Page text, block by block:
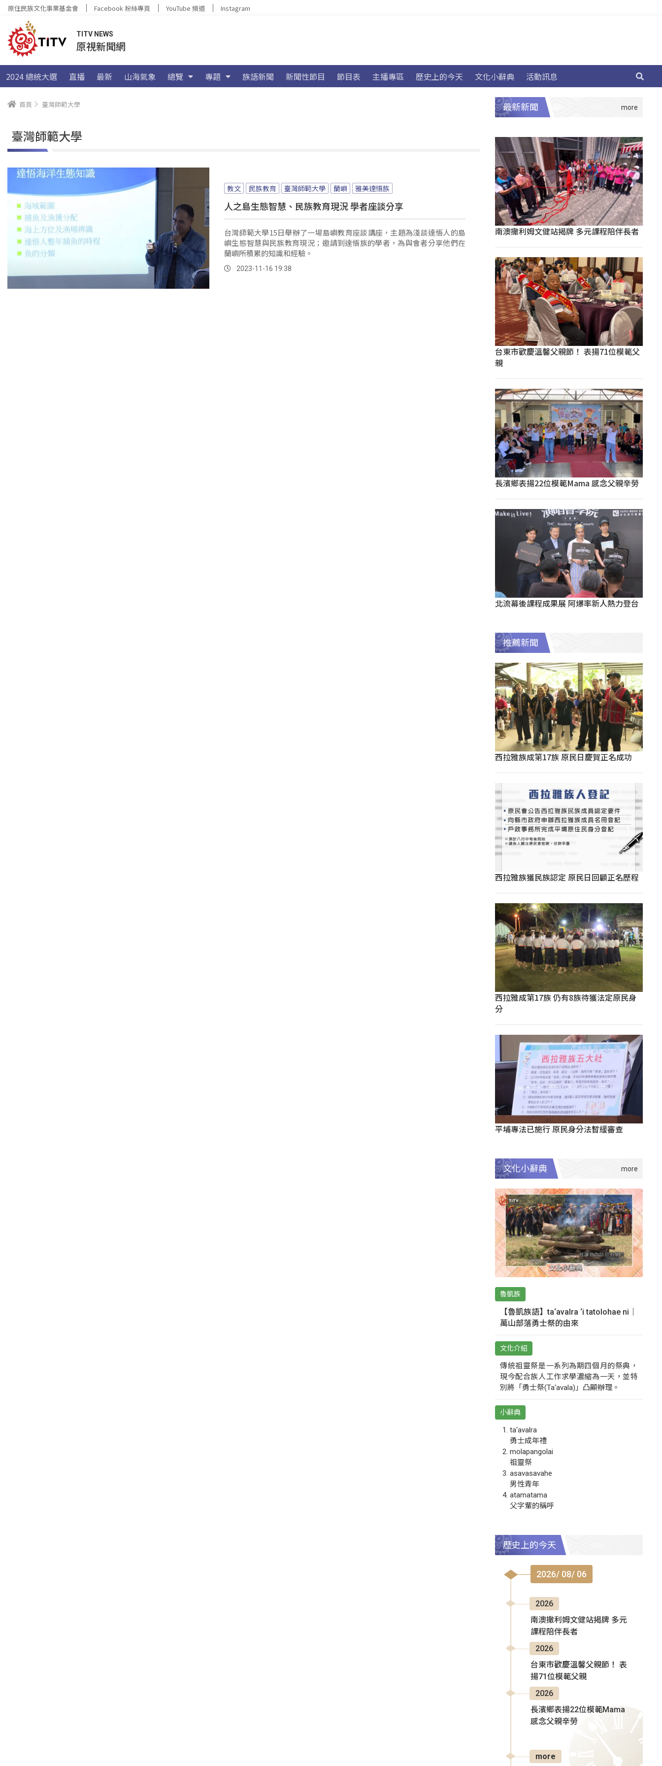
原住民族文化事業基金會 Facebook 粉絲專頁 YouTube 頻道 Instagram
TITV NEWS
原視新聞網
2024 總統大選 直播 最新 山海氣象 總覽 專題 族語新聞 新聞性節目 節目表 主播專區 歷史上的今天 文化小辭典 活動訊息
首頁 臺灣師範大學
臺灣師範大學
教文 民族教育 臺灣師範大學 蘭嶼 雅美達悟族
人之島生態智慧、民族教育現況 學者座談分享
台灣師範大學15日舉辦了一場島嶼教育座談講座，主題為淺談達悟人的島
嶼生態智慧與民族教育現況；邀請到達悟族的學者，為與會者分享他們在
蘭嶼所積累的知識和經驗。
2023-11-16 19:38
最新新聞
南澳撒利姆文健站揭牌 多元課程陪伴長者
台東市歡慶溫馨父親節！ 表揚71位模範父
親
長濱鄉表揚22位模範Mama 感念父親辛勞
北流幕後課程成果展 阿爆率新人熱力登台
推薦新聞
西拉雅族成第17族 原民日慶賀正名成功
西拉雅族獲民族認定 原民日回顧正名歷程
西拉雅成第17族 仍有8族待獲法定原民身
分
平埔專法已施行 原民身分法暫緩審查
文化小辭典
魯凱族
【魯凱族語】ta‘avalra ‘i tatolohae ni｜
萬山部落勇士祭的由來
文化介紹
傳統祖靈祭是一系列為期四個月的祭典，
現今配合族人工作求學濃縮為一天，並特
別將「勇士祭(Ta‘avala)」凸顯辦理。
小辭典
ta‘avalra
勇士成年禮
molapangolai
祖靈祭
asavasavahe
男性青年
atamatama
父字輩的稱呼
歷史上的今天
2026/ 08/ 06
2026
南澳撒利姆文健站揭牌 多元
課程陪伴長者
2026
台東市歡慶溫馨父親節！ 表
揚71位模範父親
2026
長濱鄉表揚22位模範Mama
感念父親辛勞
more